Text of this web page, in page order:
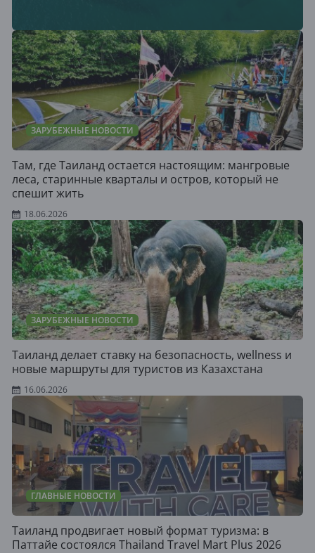
ЗАРУБЕЖНЫЕ НОВОСТИ
Там, где Таиланд остается настоящим: мангровые
леса, старинные кварталы и остров, который не
спешит жить
18.06.2026
ЗАРУБЕЖНЫЕ НОВОСТИ
Таиланд делает ставку на безопасность, wellness и
новые маршруты для туристов из Казахстана
16.06.2026
ГЛАВНЫЕ НОВОСТИ
Таиланд продвигает новый формат туризма: в
Паттайе состоялся Thailand Travel Mart Plus 2026